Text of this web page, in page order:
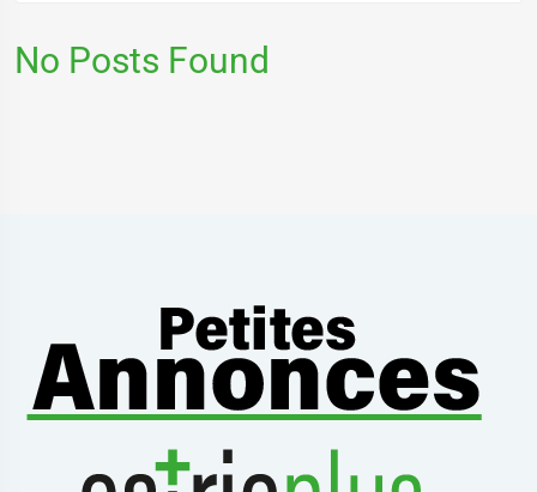
No Posts Found